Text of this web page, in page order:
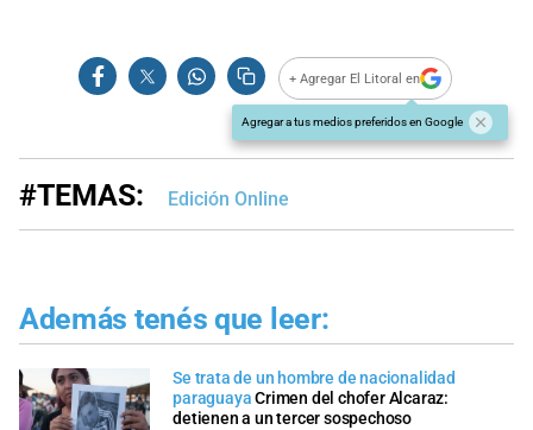
+ Agregar El Litoral en
Agregar a tus medios preferidos en Google
#TEMAS: Edición Online
Además tenés que leer:
Se trata de un hombre de nacionalidad
paraguayaCrimen del chofer Alcaraz:
detienen a un tercer sospechoso